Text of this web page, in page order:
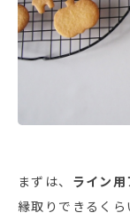
まずは、 ライン用
縁取りできるくら